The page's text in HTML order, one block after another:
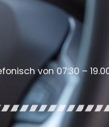
von 07:30 –